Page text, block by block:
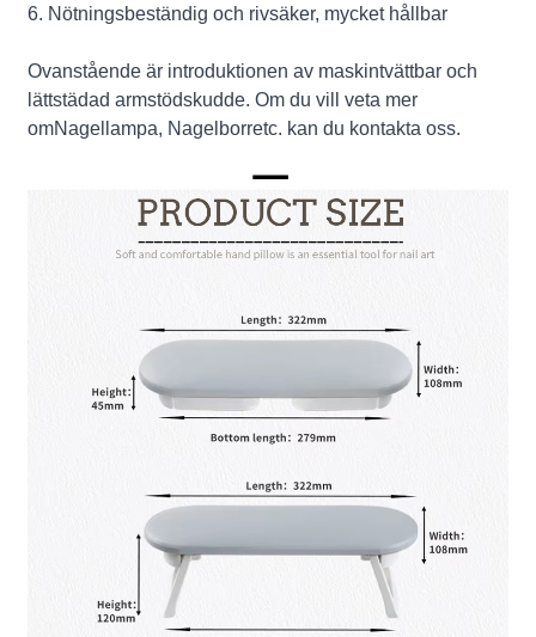
6. Nötningsbeständig och rivsäker, mycket hållbar
Ovanstående är introduktionen av maskintvättbar och
lättstädad armstödskudde. Om du vill veta mer
omNagellampa, Nagelborretc. kan du kontakta oss.